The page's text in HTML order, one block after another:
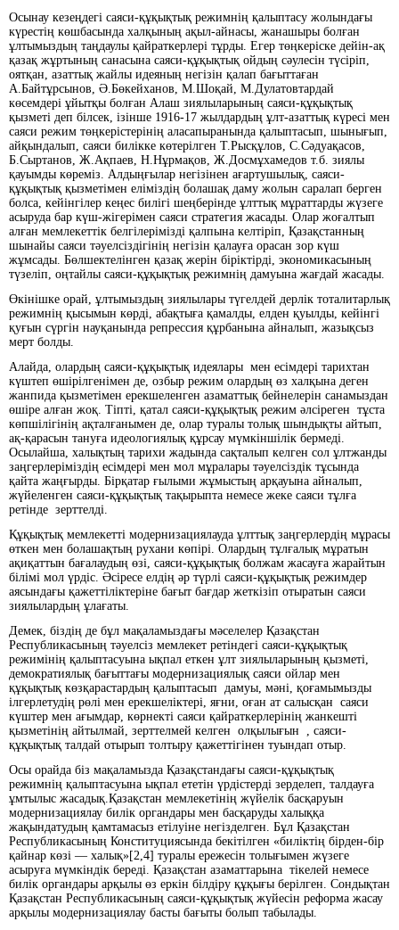
Осынау кезеңдегі саяси-құқықтық режимнің қалыптасу жолындағы
күрестің көшбасында халқының ақыл-айнасы, жанашыры болған
ұлтымыздың таңдаулы қайраткерлері тұрды. Егер төңкеріске дейін-ақ
қазақ жұртының санасына саяси-құқықтық ойдың сәулесін түсіріп,
оятқан, азаттық жайлы идеяның негізін қалап бағыттаған
А.Байтұрсынов, Ә.Бөкейханов, М.Шоқай, М.Дулатовтардай
көсемдері ұйытқы болған Алаш зиялыларының саяси-құқықтық
қызметі деп білсек, ізінше 1916-17 жылдардың ұлт-азаттық күресі мен
саяси режим төңкерістерінің аласапыранында қалыптасып, шынығып,
айқындалып, саяси билікке көтерілген Т.Рысқұлов, С.Сәдуақасов,
Б.Сыртанов, Ж.Ақпаев, Н.Нұрмақов, Ж.Досмұхамедов т.б. зиялы
қауымды көреміз. Алдыңғылар негізінен ағартушылық, саяси-
құқықтық қызметімен еліміздің болашақ даму жолын саралап берген
болса, кейінгілер кеңес билігі шеңберінде ұлттық мұраттарды жүзеге
асыруда бар күш-жігерімен саяси стратегия жасады. Олар жоғалтып
алған мемлекеттік белгілерімізді қалпына келтіріп, Қазақстанның
шынайы саяси тәуелсіздігінің негізін қалауға орасан зор күш
жұмсады. Бөлшектелінген қазақ жерін біріктірді, экономикасының
түзеліп, оңтайлы саяси-құқықтық режимнің дамуына жағдай жасады.
Өкінішке орай, ұлтымыздың зиялылары түгелдей дерлік тоталитарлық
режимнің қысымын көрді, абақтыға қамалды, елден қуылды, кейінгі
қуғын сүргін науқанында репрессия құрбанына айналып, жазықсыз
мерт болды.
Алайда, олардың саяси-құқықтық идеялары мен есімдері тарихтан
күштеп өшірілгенімен де, озбыр режим олардың өз халқына деген
жанпида қызметімен ерекшеленген азаматтық бейнелерін санамыздан
өшіре алған жоқ. Тіпті, қатал саяси-құқықтық режим әлсіреген тұста
көпшілігінің ақталғанымен де, олар туралы толық шындықты айтып,
ақ-қарасын тануға идеологиялық құрсау мүмкіншілік бермеді.
Осылайша, халықтың тарихи жадында сақталып келген сол ұлтжанды
заңгерлеріміздің есімдері мен мол мұралары тәуелсіздік тұсында
қайта жаңғырды. Бірқатар ғылыми жұмыстың арқауына айналып,
жүйеленген саяси-құқықтық тақырыпта немесе жеке саяси тұлға
ретінде зерттелді.
Құқықтық мемлекетті модернизациялауда ұлттық заңгерлердің мұрасы
өткен мен болашақтың рухани көпірі. Олардың тұлғалық мұратын
ақиқаттын бағалаудың өзі, саяси-құқықтық болжам жасауға жарайтын
білімі мол үрдіс. Әсіресе елдің әр түрлі саяси-құқықтық режимдер
аясындағы қажеттіліктеріне бағыт бағдар жеткізіп отыратын саяси
зиялылардың ұлағаты.
Демек, біздің де бұл мақаламыздағы мәселелер Қазақстан
Республикасының тәуелсіз мемлекет ретіндегі саяси-құқықтық
режимінің қалыптасуына ықпал еткен ұлт зиялыларының қызметі,
демократиялық бағыттағы модернизациялық саяси ойлар мен
құқықтық көзқарастардың қалыптасып дамуы, мәні, қоғамымызды
ілгерлетудің рөлі мен ерекшеліктері, яғни, оған ат салысқан саяси
күштер мен ағымдар, көрнекті саяси қайраткерлерінің жанкешті
қызметінің айтылмай, зерттелмей келген олқылығын , саяси-
құқықтық талдай отырып толтыру қажеттігінен туындап отыр.
Осы орайда біз мақаламызда Қазақстандағы саяси-құқықтық
режимнің қалыптасуына ықпал ететін үрдістерді зерделеп, талдауға
ұмтылыс жасадық.Қазақстан мемлекетінің жүйелік басқаруын
модернизациялау билік органдары мен басқаруды халыққа
жақындатудың қамтамасыз етілуіне негізделген. Бұл Қазақстан
Республикасының Конституциясында бекітілген «биліктің бірден-бір
қайнар көзі — халық»[2,4] туралы ережесін толығымен жүзеге
асыруға мүмкіндік береді. Қазақстан азаматтарына тікелей немесе
билік органдары арқылы өз еркін білдіру құқығы берілген. Сондықтан
Қазақстан Республикасының саяси-құқықтық жүйесін реформа жасау
арқылы модернизациялау басты бағыты болып табылады.